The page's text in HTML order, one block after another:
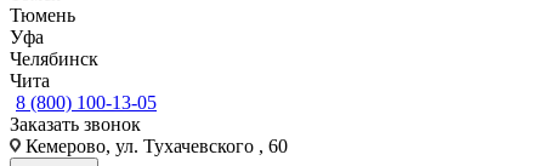
Тюмень
Уфа
Челябинск
Чита
8 (800) 100-13-05
Заказать звонок
Кемерово, ул. Тухачевского , 60